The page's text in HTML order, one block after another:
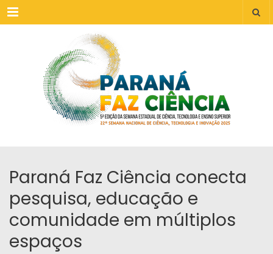
Menu
Paraná Faz Ciência conecta
pesquisa, educação e
comunidade em múltiplos
espaços